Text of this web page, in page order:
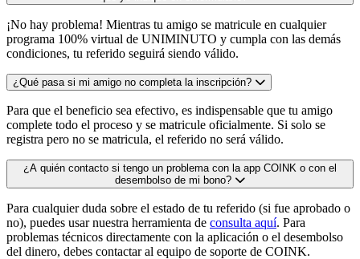
¡No hay problema! Mientras tu amigo se matricule en cualquier
programa 100% virtual de UNIMINUTO y cumpla con las demás
condiciones, tu referido seguirá siendo válido.
¿Qué pasa si mi amigo no completa la inscripción?
Para que el beneficio sea efectivo, es indispensable que tu amigo
complete todo el proceso y se matricule oficialmente. Si solo se
registra pero no se matricula, el referido no será válido.
¿A quién contacto si tengo un problema con la app COINK o con el
desembolso de mi bono?
Para cualquier duda sobre el estado de tu referido (si fue aprobado o
no), puedes usar nuestra herramienta de consulta aquí. Para
problemas técnicos directamente con la aplicación o el desembolso
del dinero, debes contactar al equipo de soporte de COINK.